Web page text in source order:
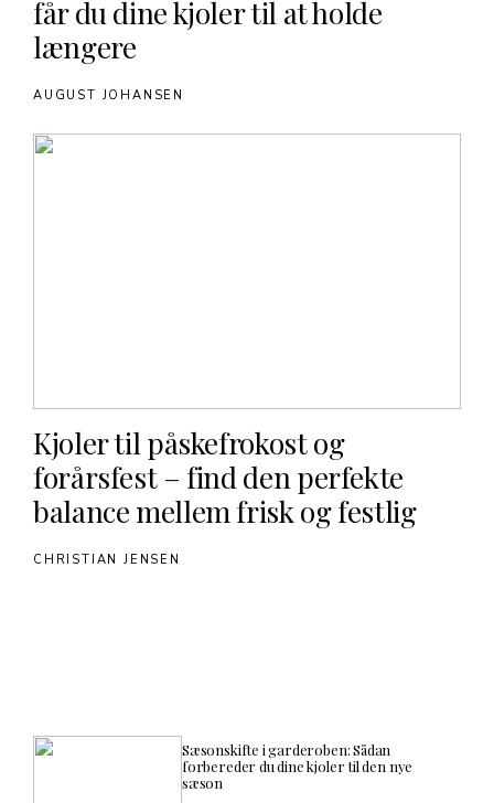
får du dine kjoler til at holde
længere
AUGUST JOHANSEN
Kjoler til påskefrokost og
forårsfest – find den perfekte
balance mellem frisk og festlig
CHRISTIAN JENSEN
Sæsonskifte i garderoben: Sådan
forbereder du dine kjoler til den nye
sæson